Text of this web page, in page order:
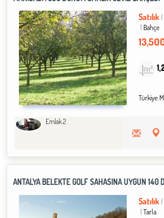
Satılık
Bahçe
Türkiye
Emlak 2
ANTALYA BELEKTE GOLF SAHASINA UYGUN 140
Satılık
Tarla